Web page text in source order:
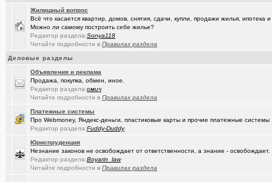
А помните в Омске...
В ближайший месяц возможно произойдет то что затронет каждог
Ищу работу инженера конструктора/радиотехника (удаленно))
Омские фотографы
Я люблю Омский драматический театр!
Всё о транспорте: автобусы, троллейбусы, трамваи, маршрутки
Импланты,импланты...
(Рябина)
Кровельные и фасадные работы в Омске и области(ctrafict) +443
GPON (FTTx) от омского филиала «Ростелеком-Сибирь»
Жилищный вопрос
Всё что касается квартир, домов, снятия, сдачи, купли, продажи жилья,
Можно ли самому построить себе жилье?
Редактор раздела:Sonya118
Читайте подробности в Правилах раздела
Деловые разделы
Объявления и реклама
Продажа, покупка, обмен, иное.
Редактор раздела:омич
Читайте подробности в Правилах раздела
Платежные системы
Про Webmoney, Яндекс-деньги, пластиковые карты и прочие платежные системы
Редактор раздела:Fuddy-Duddy
Юриспруденция
Незнание законов не освобождает от ответственности, а знание - освобождает.
Редактор раздела:Boyarin_law
Читайте подробности в Правилах раздела